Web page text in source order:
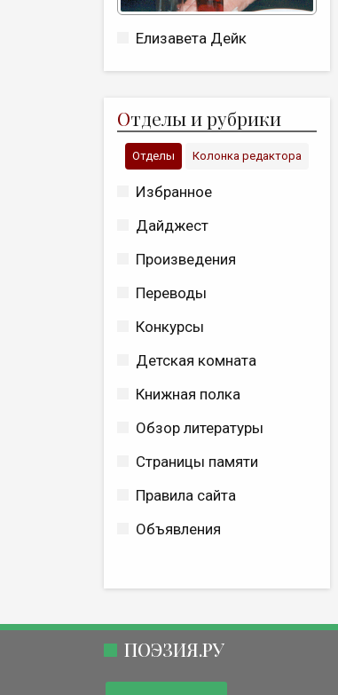
Елизавета Дейк
Отделы и рубрики
Отделы Колонка редактора
Избранное
Дайджест
Произведения
Переводы
Конкурсы
Детская комната
Книжная полка
Обзор литературы
Страницы памяти
Правила сайта
Объявления
ПОЭЗИЯ.РУ